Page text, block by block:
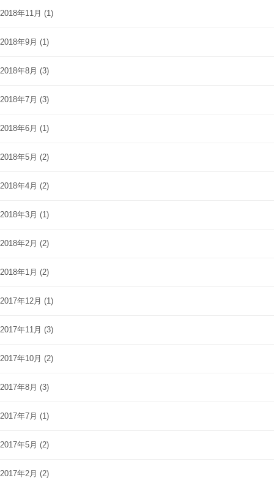
2018年11月 (1)
2018年9月 (1)
2018年8月 (3)
2018年7月 (3)
2018年6月 (1)
2018年5月 (2)
2018年4月 (2)
2018年3月 (1)
2018年2月 (2)
2018年1月 (2)
2017年12月 (1)
2017年11月 (3)
2017年10月 (2)
2017年8月 (3)
2017年7月 (1)
2017年5月 (2)
2017年2月 (2)